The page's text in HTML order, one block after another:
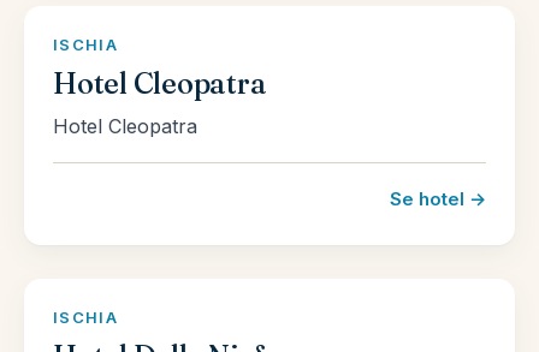
ISCHIA
Hotel Cleopatra
Hotel Cleopatra
Se hotel →
ISCHIA